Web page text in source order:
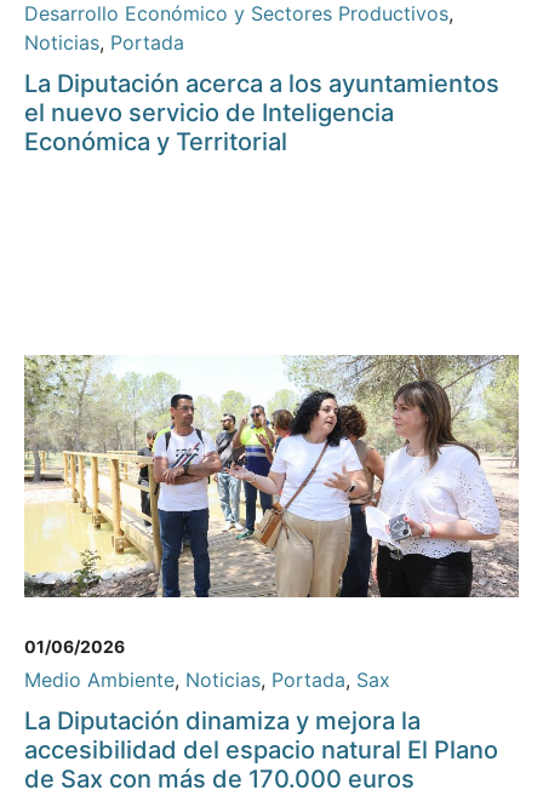
Desarrollo Económico y Sectores Productivos,
Noticias, Portada
La Diputación acerca a los ayuntamientos
el nuevo servicio de Inteligencia
Económica y Territorial
01/06/2026
Medio Ambiente, Noticias, Portada, Sax
La Diputación dinamiza y mejora la
accesibilidad del espacio natural El Plano
de Sax con más de 170.000 euros